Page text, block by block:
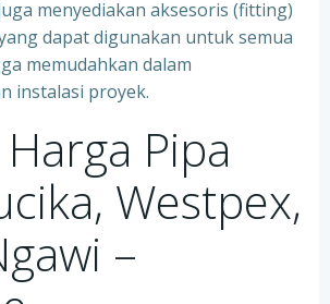
menyediakan aksesoris (fitting)
dapat digunakan untuk semua
memudahkan dalam
instalasi proyek.
Pipa
Westpex,
–